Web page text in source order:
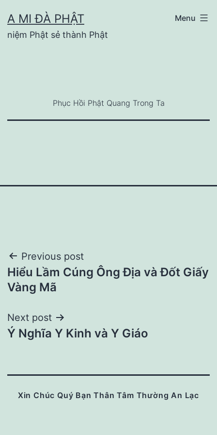
to
content
A MI ĐÀ PHẬT
niệm Phật sẻ thành Phật
Menu
Phục Hồi Phật Quang Trong Ta
Post
navigation
Previous post
Hiểu Lầm Cúng Ông Địa và Đốt Giấy
Vàng Mã
Next post
Ý Nghĩa Y Kinh và Y Giáo
Xin Chúc Quý Bạn Thân Tâm Thường An Lạc